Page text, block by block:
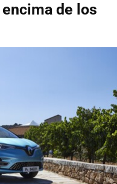
de los